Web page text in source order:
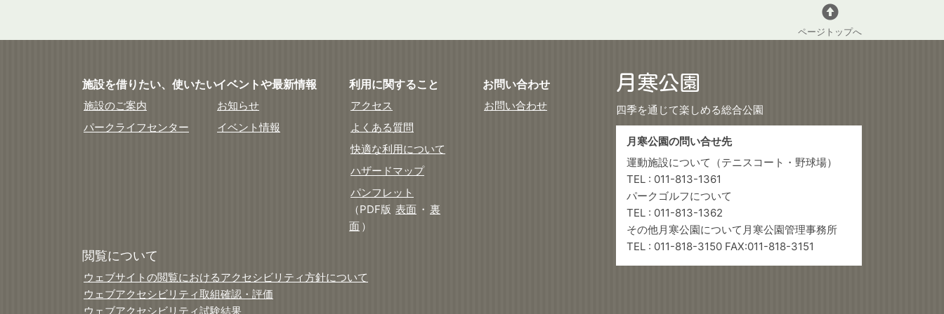
ページトップへ
施設を借りたい、使いたい
施設のご案内
パークライフセンター
イベントや最新情報
お知らせ
イベント情報
利用に関すること
アクセス
よくある質問
快適な利用について
ハザードマップ
パンフレット
（PDF版 表面 ・ 裏
面 ）
お問い合わせ
お問い合わせ
閲覧について
ウェブサイトの閲覧におけるアクセシビリティ方針について
ウェブアクセシビリティ取組確認・評価
ウェブアクセシビリティ試験結果
月寒公園
四季を通じて楽しめる総合公園
月寒公園の問い合せ先
運動施設について（テニスコート・野球場）
TEL : 011-813-1361
パークゴルフについて
TEL : 011-813-1362
その他月寒公園について月寒公園管理事務所
TEL : 011-818-3150 FAX:011-818-3151